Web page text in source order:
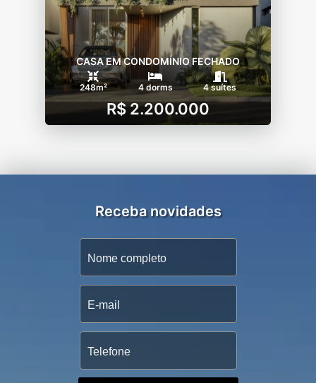
CASA EM CONDOMÍNIO FECHADO
248m² 4 dorms 4 suítes
R$ 2.200.000
Receba novidades